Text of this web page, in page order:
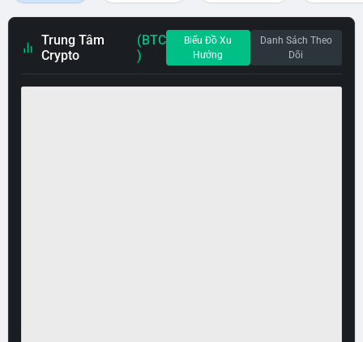
Trung Tâm
Crypto
(BTC
)
Biểu Đồ Xu
Hướng
Danh Sách Theo
Dõi